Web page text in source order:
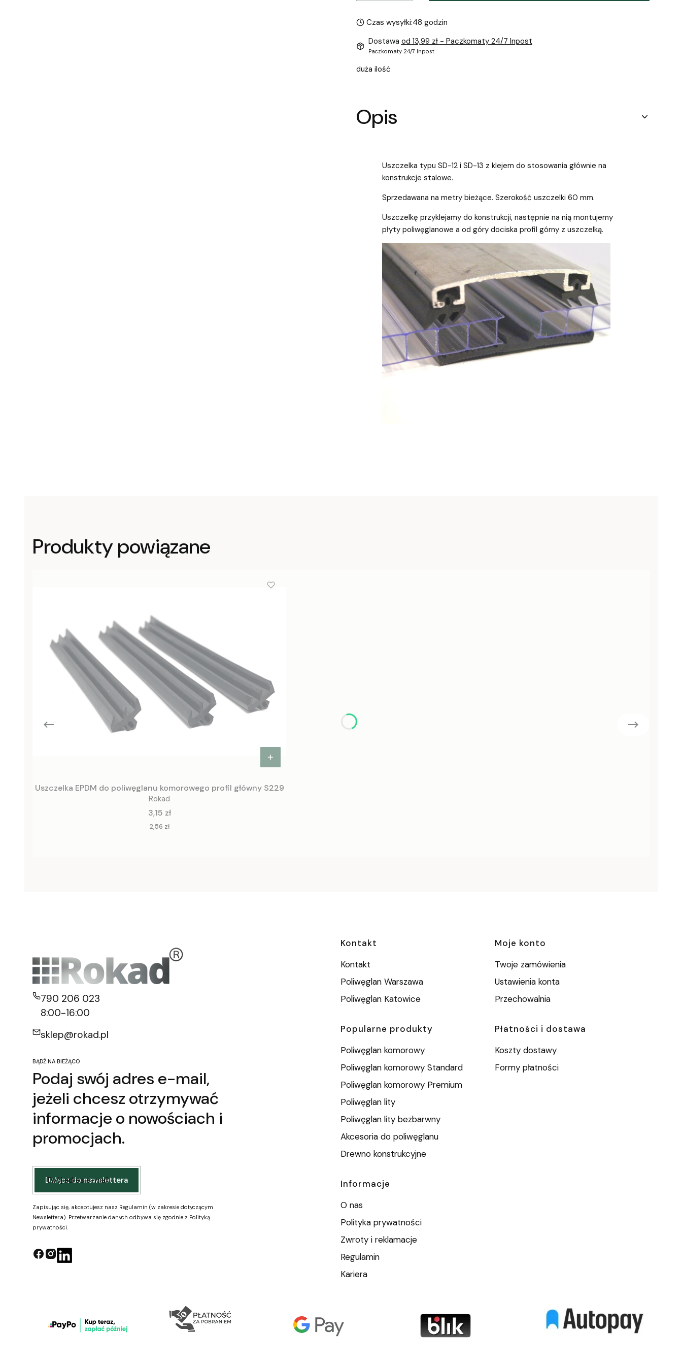
Czas wysyłki:48 godzin
Dostawa od 13,99 zł - Paczkomaty 24/7 Inpost
Paczkomaty 24/7 Inpost
duża ilość
Opis
Uszczelka typu SD-12 i SD-13 z klejem do stosowania głównie na
konstrukcje stalowe.
Sprzedawana na metry bieżące. Szerokość uszczelki 60 mm.
Uszczelkę przyklejamy do konstrukcji, następnie na nią montujemy
płyty poliwęglanowe a od góry dociska profil górny z uszczelką.
Produkty powiązane
Uszczelka EPDM do poliwęglanu komorowego profil główny S229
Rokad
Cena
3,15 zł
Cena
2,56 zł
790 206 023
8:00-16:00
sklep@rokad.pl
BĄDŹ NA BIEŻĄCO
Podaj swój adres e-mail,
jeżeli chcesz otrzymywać
informacje o nowościach i
promocjach.
Twój adres e-mail
Dołącz do newslettera
Zapisując się, akceptujesz nasz Regulamin (w zakresie dotyczącym
Newslettera). Przetwarzanie danych odbywa się zgodnie z Polityką
prywatności.
Linki w stopce
Kontakt
Kontakt
Poliwęglan Warszawa
Poliwęglan Katowice
Moje konto
Twoje zamówienia
Ustawienia konta
Przechowalnia
Popularne produkty
Poliwęglan komorowy
Poliwęglan komorowy Standard
Poliwęglan komorowy Premium
Poliwęglan lity
Poliwęglan lity bezbarwny
Akcesoria do poliwęglanu
Drewno konstrukcyjne
Płatności i dostawa
Koszty dostawy
Formy płatności
Informacje
O nas
Polityka prywatności
Zwroty i reklamacje
Regulamin
Kariera